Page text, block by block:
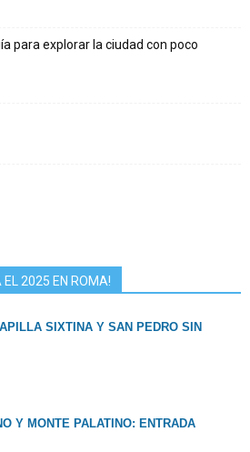
para explorar la ciudad con poco
2025 EN ROMA!
SIXTINA Y SAN PEDRO SIN
Y MONTE PALATINO: ENTRADA